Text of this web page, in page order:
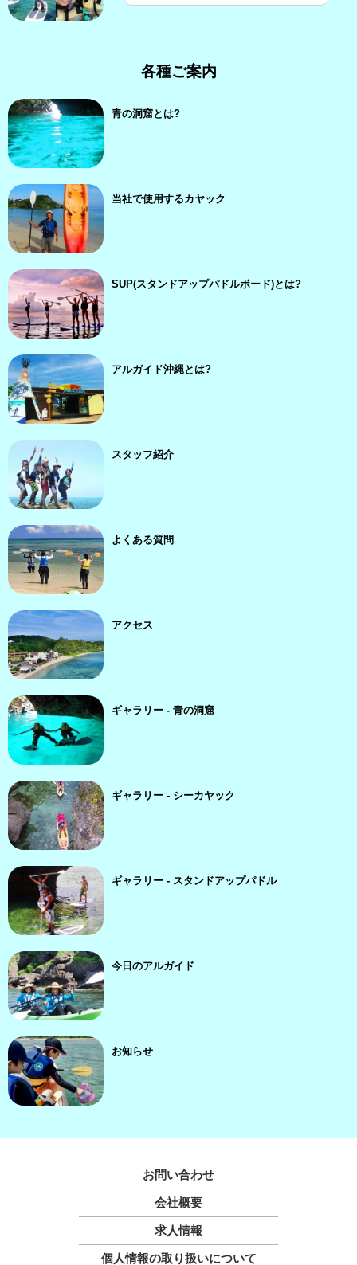
各種ご案内
青の洞窟とは?
当社で使用するカヤック
SUP(スタンドアップパドルボード)とは?
アルガイド沖縄とは?
スタッフ紹介
よくある質問
アクセス
ギャラリー - 青の洞窟
ギャラリー - シーカヤック
ギャラリー - スタンドアップパドル
今日のアルガイド
お知らせ
お問い合わせ
会社概要
求人情報
個人情報の取り扱いについて